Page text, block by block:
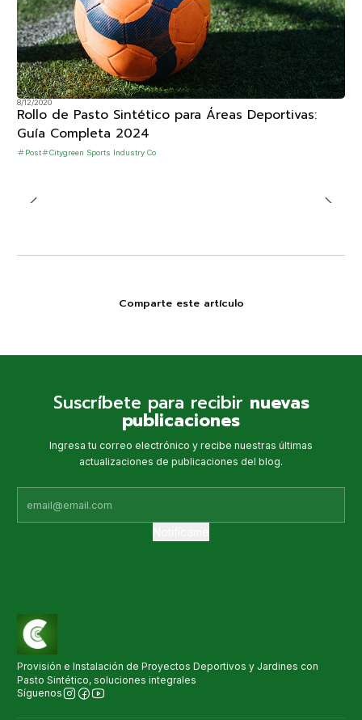
8/12/2020
Rollo de Pasto Sintético para Áreas Deportivas:
Guía Completa 2024
Post Citygreen Sports Industry Co
Comparte este artículo
Suscríbete para recibir nuevas
publicaciones
Ingresa tu correo electrónico y recibe nuestras últimas
actualizaciones de publicaciones del blog.
Provisión e Instalación de Proyectos Deportivos y Jardines con
Pasto Sintético, soluciones integrales
Síguenos